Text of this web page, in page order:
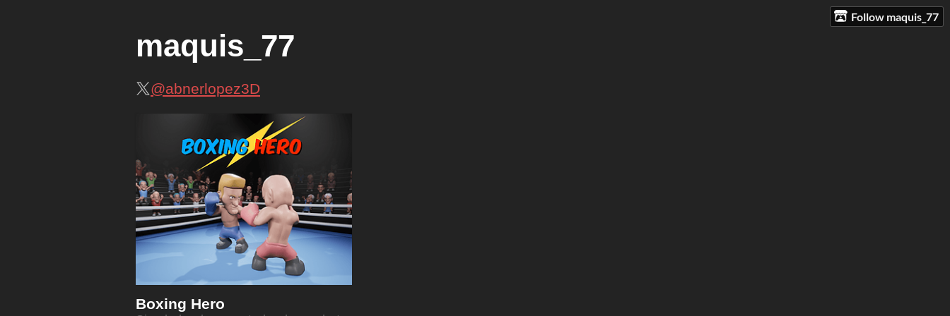
Follow maquis_77
maquis_77
@abnerlopez3D
Boxing Hero